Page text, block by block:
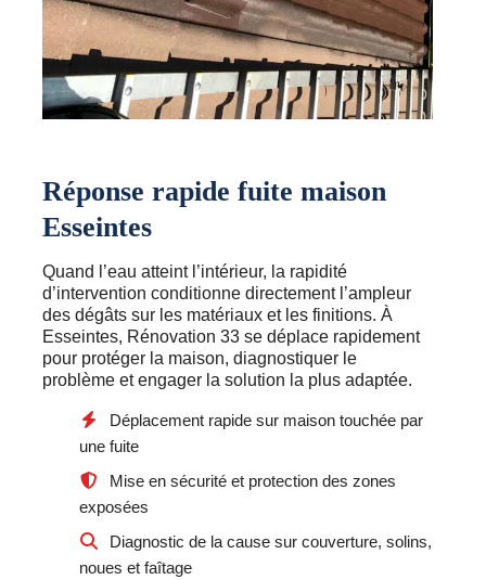
Réponse rapide fuite maison
Esseintes
Quand l’eau atteint l’intérieur, la rapidité
d’intervention conditionne directement l’ampleur
des dégâts sur les matériaux et les finitions. À
Esseintes, Rénovation 33 se déplace rapidement
pour protéger la maison, diagnostiquer le
problème et engager la solution la plus adaptée.
Déplacement rapide sur maison touchée par
une fuite
Mise en sécurité et protection des zones
exposées
Diagnostic de la cause sur couverture, solins,
noues et faîtage